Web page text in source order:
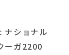
ナショナル
ーガ2200